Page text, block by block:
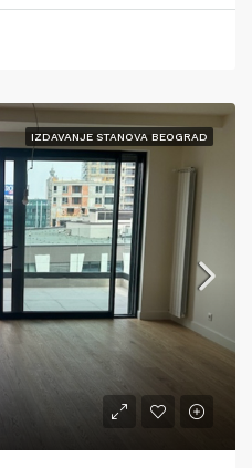
IZDAVANJE STANOVA BEOGRAD